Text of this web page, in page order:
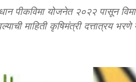
योजनेत २०२२ पासून विमा
माहिती कृषिमंत्री दत्तात्रय भरणे